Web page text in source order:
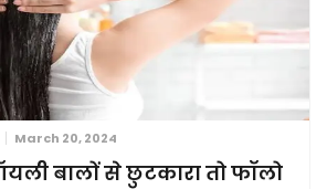
March 20, 2024
बालों से छुटकारा तो फॉलो